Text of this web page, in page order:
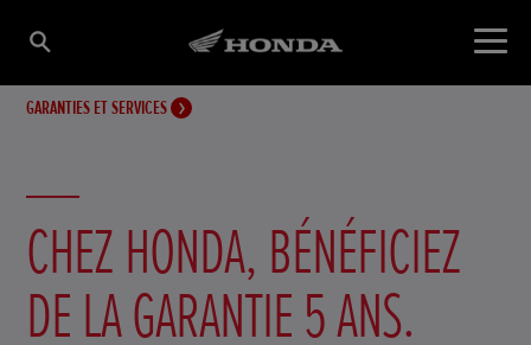
GARANTIES ET SERVICES
CHEZ HONDA, BÉNÉFICIEZ
DE LA GARANTIE 5 ANS.